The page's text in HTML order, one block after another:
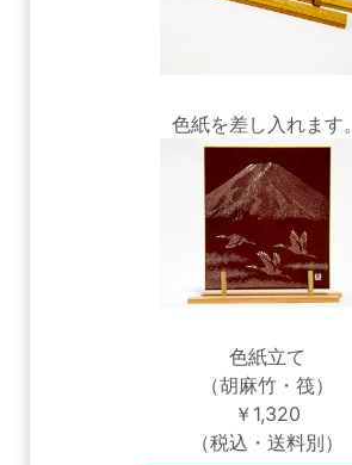
色紙を差し入れます。
色紙立て
（胡麻竹・筏）
￥1,320
（税込・送料別）